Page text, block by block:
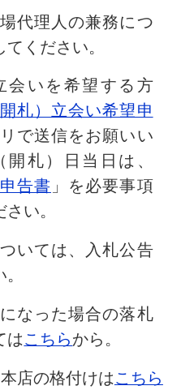
代理人の兼務につ
てください。
会いを希望する方
札）立会い希望申
で送信をお願いい
札）日当日は、
告書 」を必要事項
さい。
いては、入札公告
なった場合の落札
はこちらから。
店の格付けはこちら